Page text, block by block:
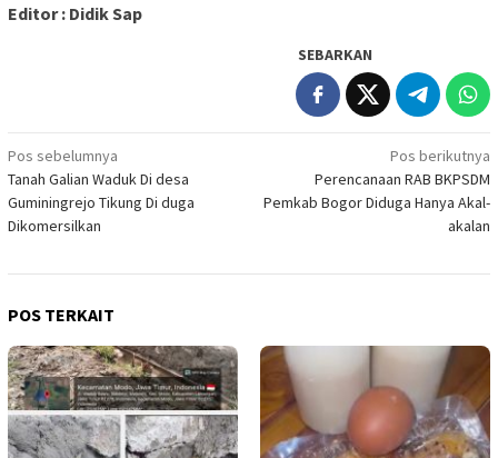
Editor : Didik Sap
SEBARKAN
Navigasi
pos
Pos sebelumnya
Tanah Galian Waduk Di desa
Guminingrejo Tikung Di duga
Dikomersilkan
Pos berikutnya
Perencanaan RAB BKPSDM
Pemkab Bogor Diduga Hanya Akal-
akalan
POS TERKAIT